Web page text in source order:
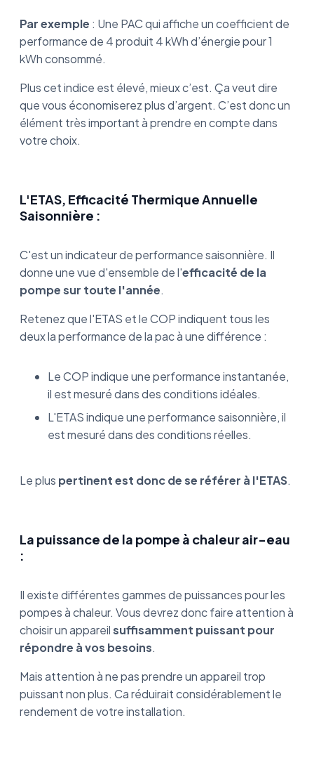
Par exemple : Une PAC qui affiche un coefficient de
performance de 4 produit 4 kWh d’énergie pour 1
kWh consommé.
Plus cet indice est élevé, mieux c’est. Ça veut dire
que vous économiserez plus d’argent. C’est donc un
élément très important à prendre en compte dans
votre choix.
L'ETAS, Efficacité Thermique Annuelle
Saisonnière :
C'est un indicateur de performance saisonnière. Il
donne une vue d'ensemble de l'efficacité de la
pompe sur toute l'année.
Retenez que l'ETAS et le COP indiquent tous les
deux la performance de la pac à une différence :
Le COP indique une performance instantanée,
il est mesuré dans des conditions idéales.
L'ETAS indique une performance saisonnière, il
est mesuré dans des conditions réelles.
Le plus pertinent est donc de se référer à l'ETAS.
La puissance de la pompe à chaleur air-eau
:
Il existe différentes gammes de puissances pour les
pompes à chaleur. Vous devrez donc faire attention à
choisir un appareilsuffisamment puissant pour
répondre à vos besoins.
Mais attention à ne pas prendre un appareil trop
puissant non plus. Ca réduirait considérablement le
rendement de votre installation.